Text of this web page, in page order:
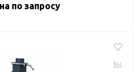
по запросу